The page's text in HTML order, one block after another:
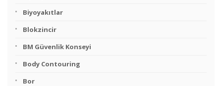
Biyoyakıtlar
Blokzincir
BM Güvenlik Konseyi
Body Contouring
Bor